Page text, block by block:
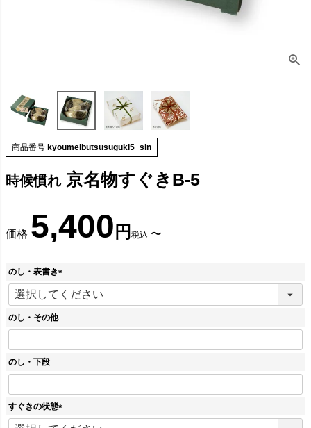
商品番号 kyoumeibutsusuguki5_sin
時候慣れ 京名物すぐきB-5
価格 5,400 税込 〜
のし・表書き
(
必
のし・その他
のし・下段
すぐきの状態
(